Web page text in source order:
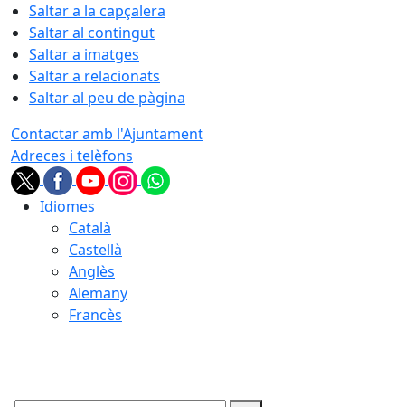
Saltar a la capçalera
Saltar al contingut
Saltar a imatges
Saltar a relacionats
Saltar al peu de pàgina
Contactar amb l'Ajuntament
Adreces i telèfons
Idiomes
Català
Castellà
Anglès
Alemany
Francès